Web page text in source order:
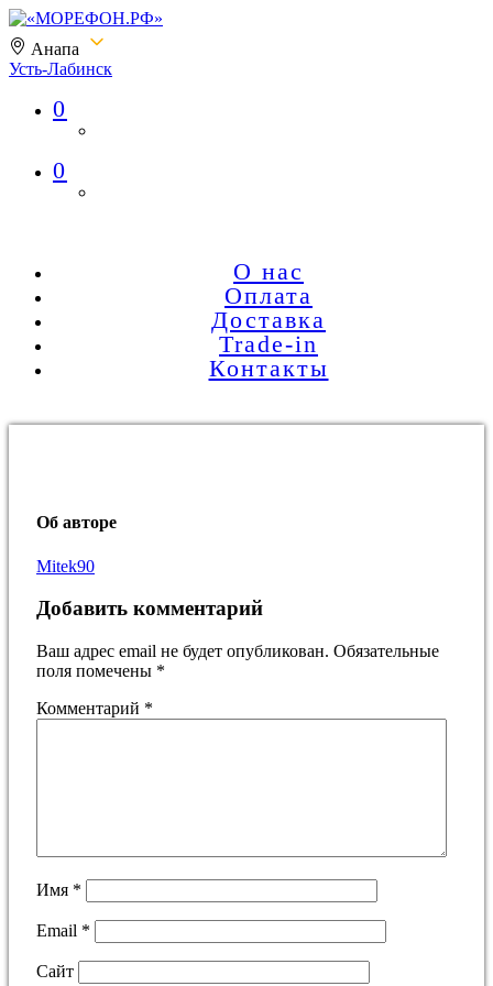
Анапа
Усть-Лабинск
«МОРЕФОН.РФ»
0
0
О нас
Оплата
Доставка
Trade-in
Контакты
Об авторе
Mitek90
Добавить комментарий
Ваш адрес email не будет опубликован. Обязательные
поля помечены *
Комментарий *
Имя *
Email *
Сайт